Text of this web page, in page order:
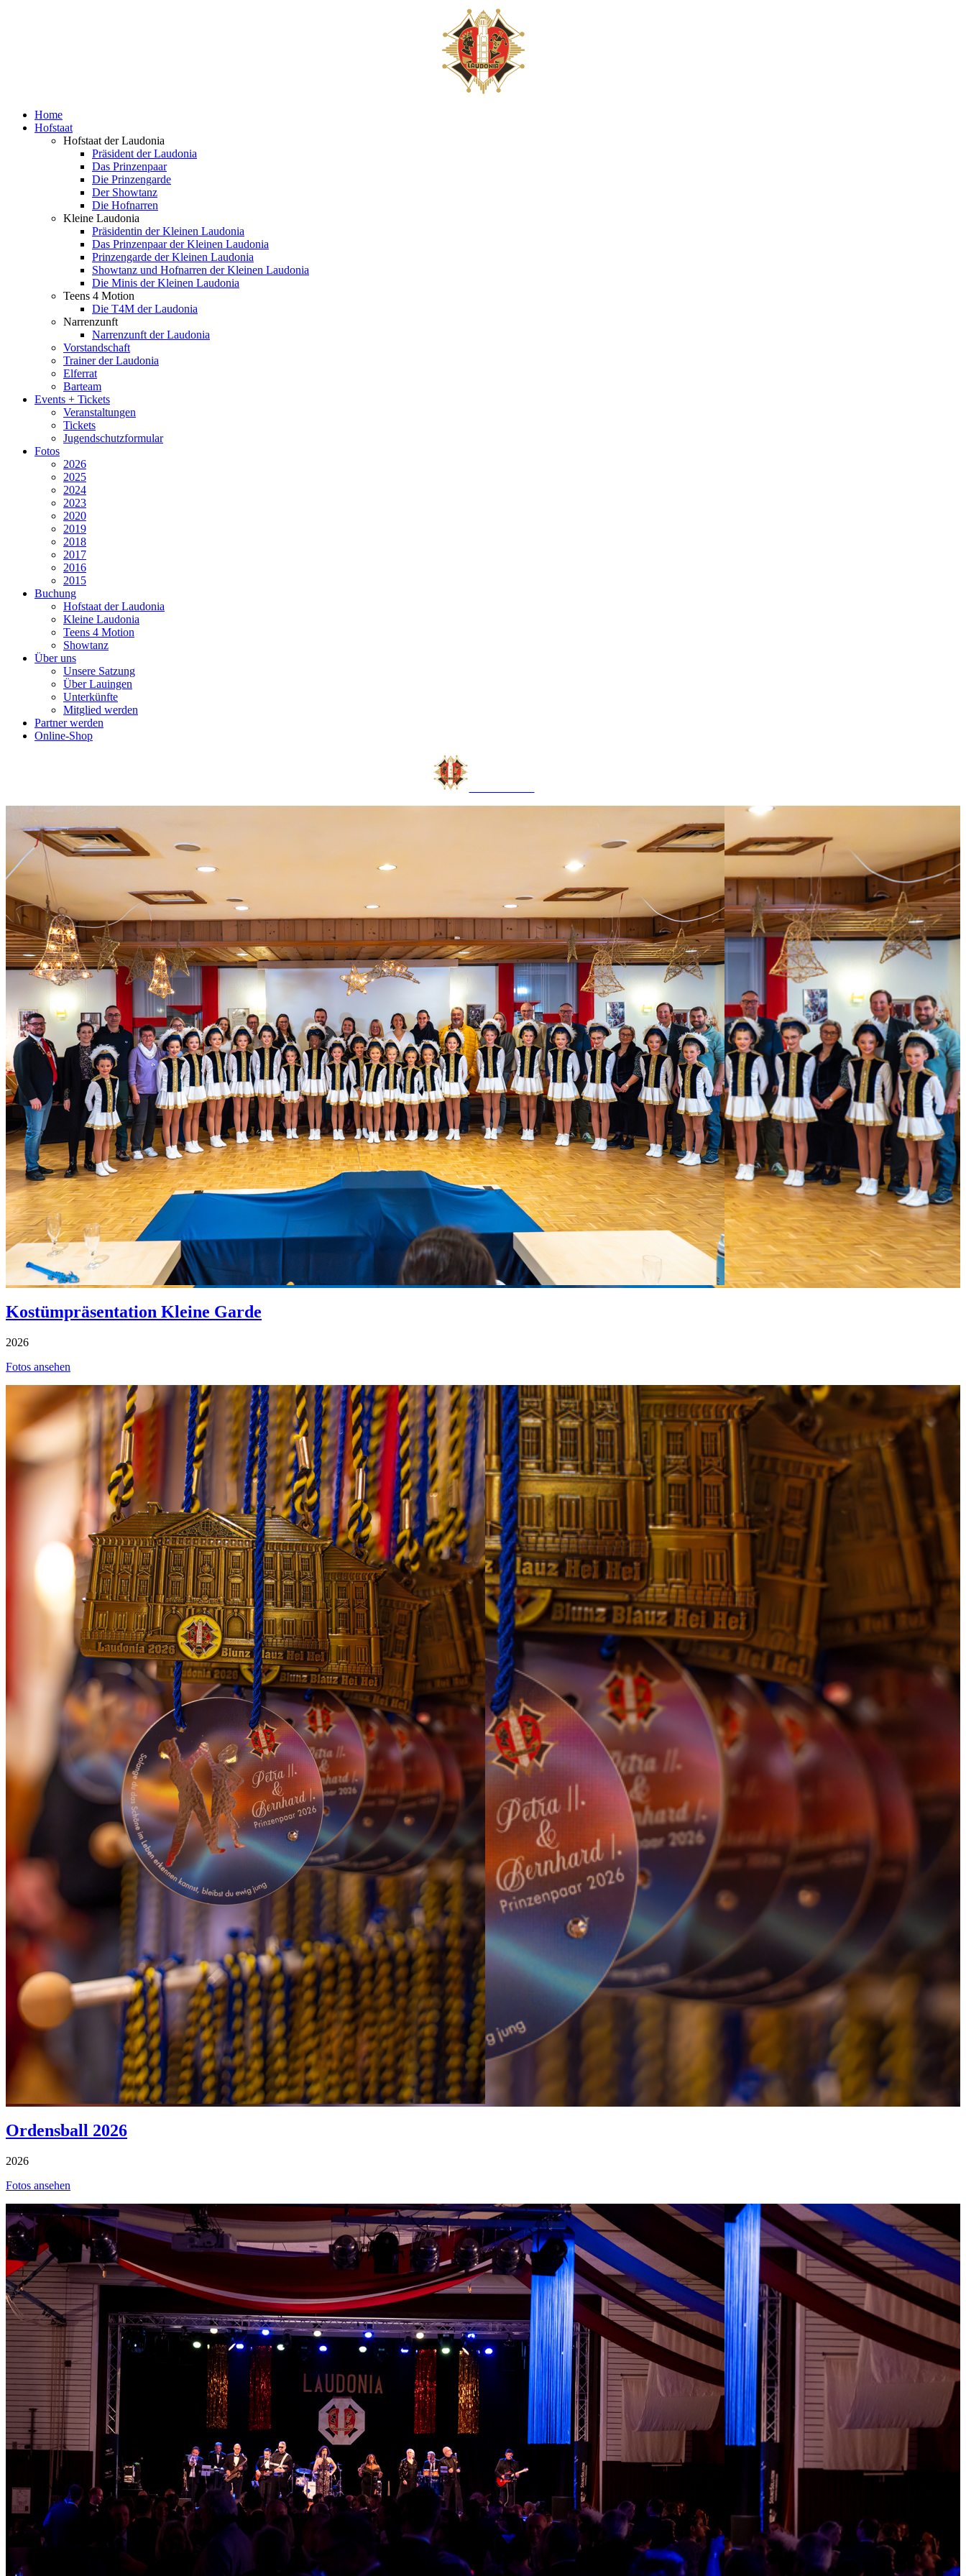
Home
Hofstaat
Hofstaat der Laudonia
Präsident der Laudonia
Das Prinzenpaar
Die Prinzengarde
Der Showtanz
Die Hofnarren
Kleine Laudonia
Präsidentin der Kleinen Laudonia
Das Prinzenpaar der Kleinen Laudonia
Prinzengarde der Kleinen Laudonia
Showtanz und Hofnarren der Kleinen Laudonia
Die Minis der Kleinen Laudonia
Teens 4 Motion
Die T4M der Laudonia
Narrenzunft
Narrenzunft der Laudonia
Vorstandschaft
Trainer der Laudonia
Elferrat
Barteam
Events + Tickets
Veranstaltungen
Tickets
Jugendschutzformular
Fotos
2026
2025
2024
2023
2020
2019
2018
2017
2016
2015
Buchung
Hofstaat der Laudonia
Kleine Laudonia
Teens 4 Motion
Showtanz
Über uns
Unsere Satzung
Über Lauingen
Unterkünfte
Mitglied werden
Partner werden
Online-Shop
Kostümpräsentation Kleine Garde
2026
Fotos ansehen
Ordensball 2026
2026
Fotos ansehen